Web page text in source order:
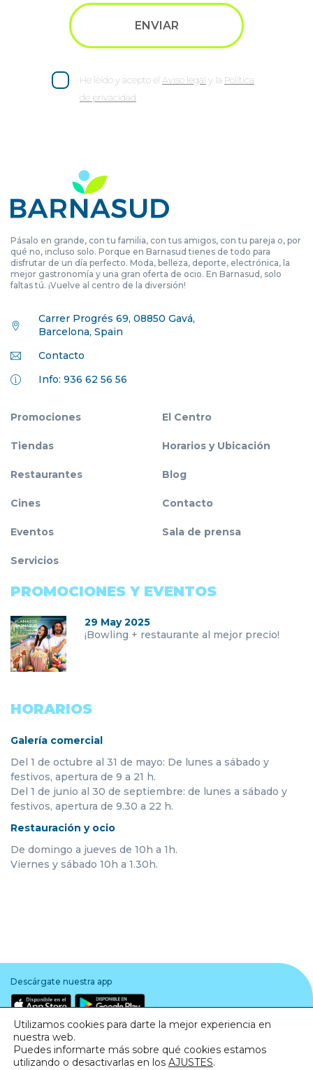
He leído y acepto el Aviso legal y la Política
de privacidad
Pásalo en grande, con tu familia, con tus amigos, con tu pareja o, por
qué no, incluso solo. Porque en Barnasud tienes de todo para
disfrutar de un día perfecto. Moda, belleza, deporte, electrónica, la
mejor gastronomía y una gran oferta de ocio. En Barnasud, solo
faltas tú. ¡Vuelve al centro de la diversión!
Carrer Progrés 69, 08850 Gavá,
Barcelona, Spain
Contacto
Info: 936 62 56 56
Promociones
Tiendas
Restaurantes
Cines
Eventos
Servicios
El Centro
Horarios y Ubicación
Blog
Contacto
Sala de prensa
PROMOCIONES Y EVENTOS
29 May 2025
¡Bowling + restaurante al mejor precio!
HORARIOS
Galería comercial
Del 1 de octubre al 31 de mayo: De lunes a sábado y
festivos, apertura de 9 a 21 h.
Del 1 de junio al 30 de septiembre: de lunes a sábado y
festivos, apertura de 9.30 a 22 h.
Restauración y ocio
De domingo a jueves de 10h a 1h.
Viernes y sábado 10h a 1.30h.
Descárgate nuestra app
Utilizamos cookies para darte la mejor experiencia en
nuestra web.
Puedes informarte más sobre qué cookies estamos
utilizando o desactivarlas en los AJUSTES.